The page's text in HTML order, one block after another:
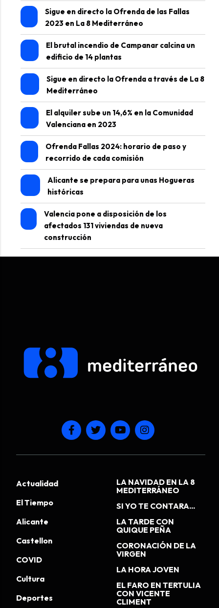
Sigue en directo la Ofrenda de las Fallas
2023 en La 8 Mediterráneo
El brutal incendio de Campanar calcina un
edificio de 14 plantas
Sigue en directo la Ofrenda a través de La 8
Mediterráneo
El alquiler sube un 14,6% en la Comunidad
Valenciana en 2023
Ofrenda Fallas 2024: horario de paso y
recorrido de cada comisión
Alicante se prepara para unas Hogueras
históricas
Valencia pone a disposición de los
afectados 131 viviendas de nueva
construcción
Actualidad
El Tiempo
Alicante
Castellon
COVID
Cultura
Deportes
LA NAVIDAD EN LA 8
MEDITERRÁNEO
SI YO TE CONTARA...
LA TARDE CON
QUIQUE PEÑA
CORONACIÓN DE LA
VIRGEN
LA HORA JOVEN
EL FARO EN TERTULIA
CON VICENTE
CLIMENT